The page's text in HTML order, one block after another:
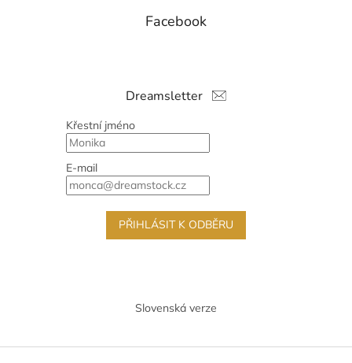
Facebook
Dreamsletter
Křestní jméno
E-mail
PŘIHLÁSIT K ODBĚRU
Slovenská verze